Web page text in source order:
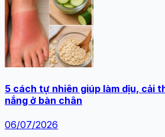
5 cách tự nhiên giúp làm dịu, cải
nắng ở bàn chân
06/07/2026